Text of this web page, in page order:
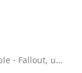
Mission: Impossible - Fallout, una featurette e due clip del film con Tom Cruise